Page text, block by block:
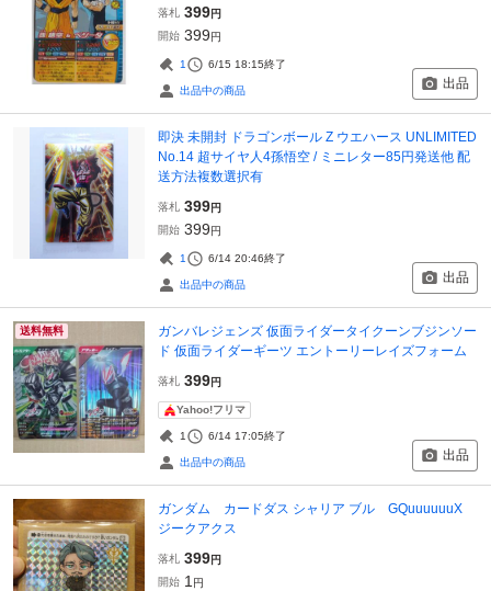
落札 399円
開始 399円
1 6/15 18:15終了
出品中の商品 出品
即決 未開封 ドラゴンボール Z ウエハース UNLIMITED
No.14 超サイヤ人4孫悟空 / ミニレター85円発送他 配
送方法複数選択有
落札 399円
開始 399円
1 6/14 20:46終了
出品中の商品 出品
送料無料
ガンバレジェンズ 仮面ライダータイクーンブジンソー
ド 仮面ライダーギーツ エントーリーレイズフォーム
落札 399円
Yahoo!フリマ
1 6/14 17:05終了
出品中の商品 出品
ガンダム カードダス シャリア ブル GQuuuuuuX
ジークアクス
落札 399円
開始 1 円